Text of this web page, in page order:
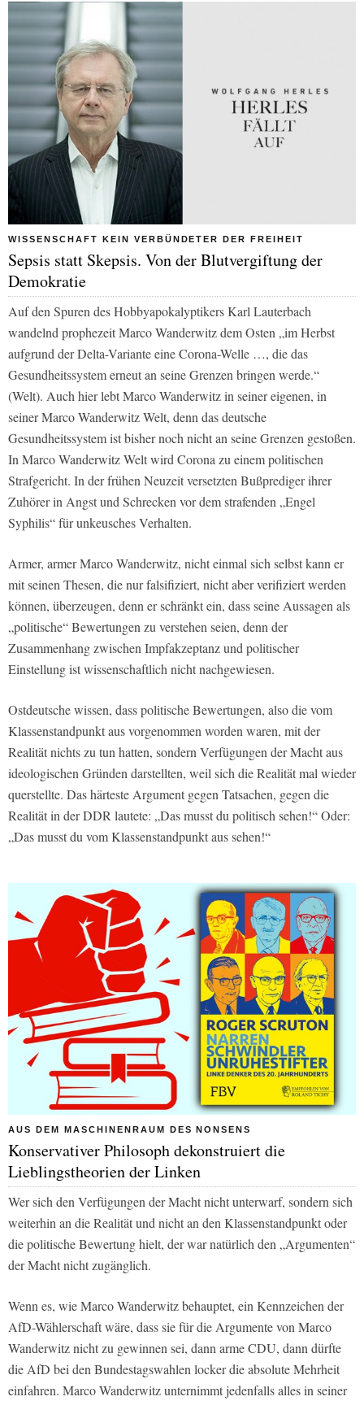
WISSENSCHAFT KEIN VERBÜNDETER DER FREIHEIT
Sepsis statt Skepsis. Von der Blutvergiftung der
Demokratie
Auf den Spuren des Hobbyapokalyptikers Karl Lauterbach
wandelnd prophezeit Marco Wanderwitz dem Osten „im Herbst
aufgrund der Delta-Variante eine Corona-Welle …, die das
Gesundheitssystem erneut an seine Grenzen bringen werde.“
(Welt). Auch hier lebt Marco Wanderwitz in seiner eigenen, in
seiner Marco Wanderwitz Welt, denn das deutsche
Gesundheitssystem ist bisher noch nicht an seine Grenzen gestoßen.
In Marco Wanderwitz Welt wird Corona zu einem politischen
Strafgericht. In der frühen Neuzeit versetzten Bußprediger ihrer
Zuhörer in Angst und Schrecken vor dem strafenden „Engel
Syphilis“ für unkeusches Verhalten.
Armer, armer Marco Wanderwitz, nicht einmal sich selbst kann er
mit seinen Thesen, die nur falsifiziert, nicht aber verifiziert werden
können, überzeugen, denn er schränkt ein, dass seine Aussagen als
„politische“ Bewertungen zu verstehen seien, denn der
Zusammenhang zwischen Impfakzeptanz und politischer
Einstellung ist wissenschaftlich nicht nachgewiesen.
Ostdeutsche wissen, dass politische Bewertungen, also die vom
Klassenstandpunkt aus vorgenommen worden waren, mit der
Realität nichts zu tun hatten, sondern Verfügungen der Macht aus
ideologischen Gründen darstellten, weil sich die Realität mal wieder
querstellte. Das härteste Argument gegen Tatsachen, gegen die
Realität in der DDR lautete: „Das musst du politisch sehen!“ Oder:
„Das musst du vom Klassenstandpunkt aus sehen!“
AUS DEM MASCHINENRAUM DES NONSENS
Konservativer Philosoph dekonstruiert die
Lieblingstheorien der Linken
Wer sich den Verfügungen der Macht nicht unterwarf, sondern sich
weiterhin an die Realität und nicht an den Klassenstandpunkt oder
die politische Bewertung hielt, der war natürlich den „Argumenten“
der Macht nicht zugänglich.
Wenn es, wie Marco Wanderwitz behauptet, ein Kennzeichen der
AfD-Wählerschaft wäre, dass sie für die Argumente von Marco
Wanderwitz nicht zu gewinnen sei, dann arme CDU, dann dürfte
die AfD bei den Bundestagswahlen locker die absolute Mehrheit
einfahren. Marco Wanderwitz unternimmt jedenfalls alles in seiner